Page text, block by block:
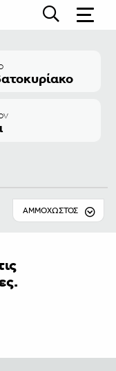
ΑΜΜΌΧΩΣΤΟΣ